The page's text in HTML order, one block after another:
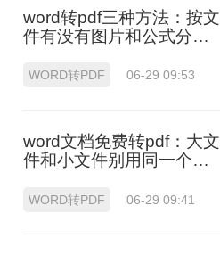
word转pdf三种方法：按文
件有没有图片和公式分开
WORD转PDF 06-29 09:53
word文档免费转pdf：大文
件和小文件别用同一个方
WORD转PDF 06-29 09:41